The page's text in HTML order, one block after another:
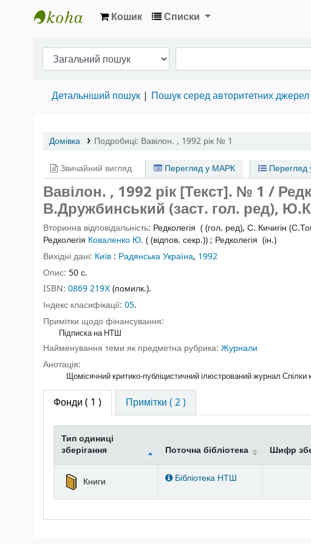
Кошик Списки
Детальніший пошук Пошук серед авторитетних джерел
Домівка Подробиці: Вавілон. , 1992 рік № 1
Звичайний вигляд Перегляд у МАРК Перегляд
Вавілон. , 1992 рік [Текст]. № 1 /
В.Дружбинський (заст. гол. ред),
Вторинна відповідальність: Редколегія ( (гол. ред), С. Кичигін
Редколегія Коваленко Ю. ( (відпов. секр.)); Редколегія (ін.)
Вихідні дані: Київ : Радянська Україна, 1992
Опис: 50 с.
ISBN: 0869 219Х(помилк.).
Індекс класифікації: 05.
Примітки щодо фінансування:
Підписка на НТШ
Найменування теми як предметна рубрика: Журнали
Анотація:
Щомісячний критико-публіцистичний ілюстрований журнал Спілки
Фонди ( 1 ) Примітки ( 2 )
Фонди
Тип одиниці
зберігання
Поточна бібліотека Шифр
Книги Бібліотека НТШ